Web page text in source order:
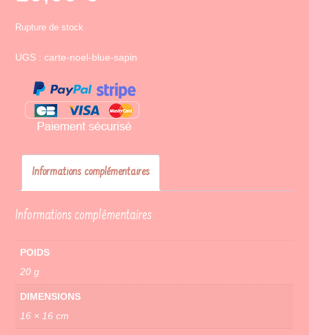
Rupture de stock
UGS :carte-noel-blue-sapin
Informations complémentaires
Informations complémentaires
POIDS
20 g
DIMENSIONS
16 × 16 cm